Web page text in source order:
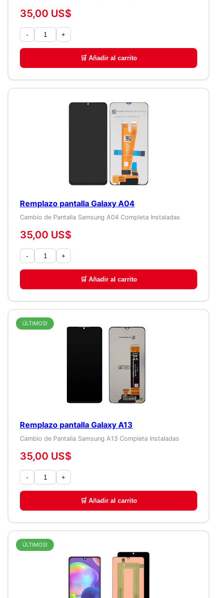
35,00 US$
- +
🛒 Añadir al carrito
Remplazo pantalla Galaxy A04
Cambio de Pantalla Samsung A04 Completa Instaladas
35,00 US$
- +
🛒 Añadir al carrito
ÚLTIMOS!
Remplazo pantalla Galaxy A13
Cambio de Pantalla Samsung A13 Completa Instaladas
35,00 US$
- +
🛒 Añadir al carrito
ÚLTIMOS!